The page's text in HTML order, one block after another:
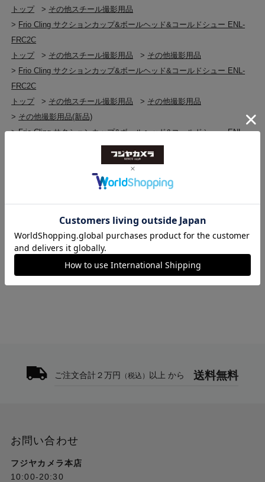
トップ > その他スチール撮影用品
> Frio Cling サクションカップ&ボールヘッド&コールドシュー ENL-
FRC2C
トップ
> その他スチール撮影用品 > その他撮影用品
> Frio Cling サクションカップ&ボールヘッド&コールドシュー ENL-
FRC2C
トップ
> その他スチール撮影用品 > その他撮影用品
> その他撮影用品(新品)
>Frio Cling サクションカップ&ボールヘッド&コールドシュー ENL-
その他スチール撮影用品
その他スチール撮影用品(新品)
FRIO
>Frio Cling サクションカップ&ボールヘッド&コールドシュー ENL-
FRC2C
ご注文合計２万円 （税込） 以上 から 送料無料
お問い合わせ
フジヤカメラ本店
10:00-20:30